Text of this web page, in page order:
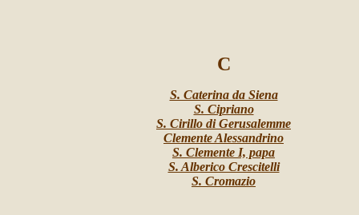
C
S. Caterina da Siena
S. Cipriano
S. Cirillo di Gerusalemme
Clemente Alessandrino
S. Clemente I, papa
S. Alberico Crescitelli
S. Cromazio